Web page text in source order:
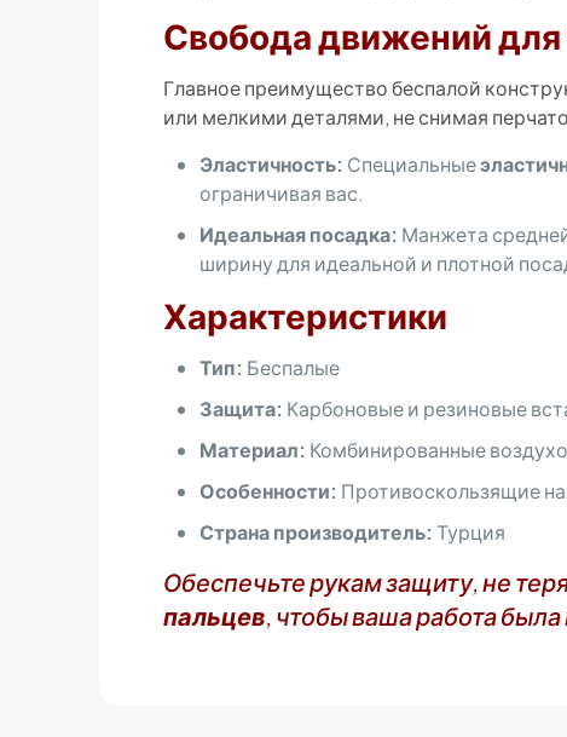
Свобода движений
Главное преимущество беспалой
или мелкими деталями, не снимая
Эластичность: Специальные
ограничивая вас.
Идеальная посадка: Манжета
ширину для идеальной и плотной
Характеристики
Тип: Беспалые
Защита: Карбоновые и резиновые
Материал: Комбинированные
Особенности: Противоскользящие
Страна производитель: Турция
Обеспечьте рукам защиту, не
пальцев, чтобы ваша работа